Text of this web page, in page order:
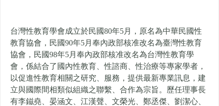
台灣性教育學會成立於民國80年5月， 原名為中華民國性
教育協會， 民國90年5月奉內政部核准改名為臺灣性教育
協會， 民國98年5月奉內政部核准改名為台灣性教育學
會， 係結合了國內性教育、性諮商、性治療等專家學者，
以促進性教育相關之研究、服務，提供最新專業訊息， 建
立與國際間相類似組織之聯繫、合作為宗旨。 歷任理事長
有李鎡堯、晏涵文、江漢聲、文榮光、鄭丞傑、劉潔心、